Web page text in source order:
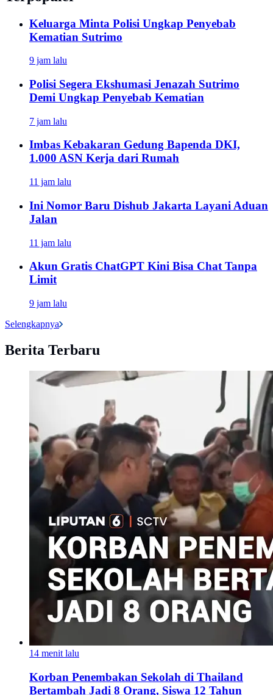
Keluarga Minta Polisi Ungkap Penyebab
Kematian Sutrimo
9 jam lalu
Polisi Segera Ekshumasi Jenazah Sutrimo
Demi Ungkap Penyebab Kematian
7 jam lalu
Imbas Kebakaran Gedung Bapenda DKI,
1.000 ASN Kerja dari Rumah
11 jam lalu
Ini Nomor Baru Dishub Jakarta Layani Aduan
Jalan
11 jam lalu
Akun Gratis ChatGPT Kini Bisa Chat Tanpa
Limit
9 jam lalu
Selengkapnya
Berita Terbaru
14 menit lalu
Korban Penembakan Sekolah di Thailand
Bertambah Jadi 8 Orang, Siswa 12 Tahun